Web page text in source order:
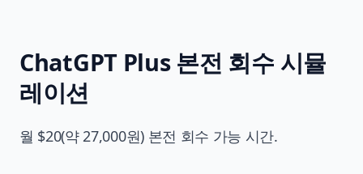
ChatGPT Plus 본전 회수 시뮬
레이션
월 $20(약 27,000원) 본전 회수 가능 시간.